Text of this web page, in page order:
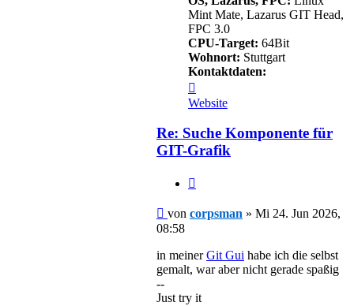
Mint Mate, Lazarus GIT Head,
FPC 3.0
CPU-Target: 64Bit
Wohnort: Stuttgart
Kontaktdaten:
von
corpsman
Website
Re: Suche Komponente für
GIT-Grafik
Beitrag
von corpsman » Mi 24. Jun 2026,
08:58
in meinerGit Gui habe ich die selbst
gemalt, war aber nicht gerade spaßig
--
Just try it